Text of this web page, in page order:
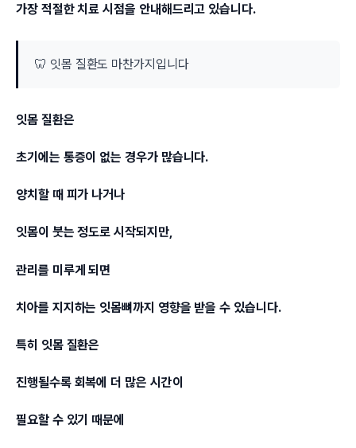
가장 적절한 치료 시점을 안내해드리고 있습니다.
🦷 잇몸 질환도 마찬가지입니다
잇몸 질환은
초기에는 통증이 없는 경우가 많습니다.
양치할 때 피가 나거나
잇몸이 붓는 정도로 시작되지만,
관리를 미루게 되면
치아를 지지하는 잇몸뼈까지 영향을 받을 수 있습니다.
특히 잇몸 질환은
진행될수록 회복에 더 많은 시간이
필요할 수 있기 때문에